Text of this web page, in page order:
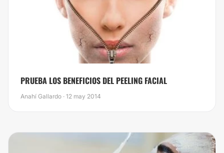
PRUEBA LOS BENEFICIOS DEL PEELING FACIAL
Anahí Gallardo · 12 may 2014